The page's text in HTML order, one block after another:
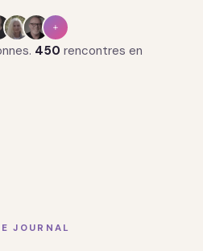
+
450 rencontres en
JOURNAL